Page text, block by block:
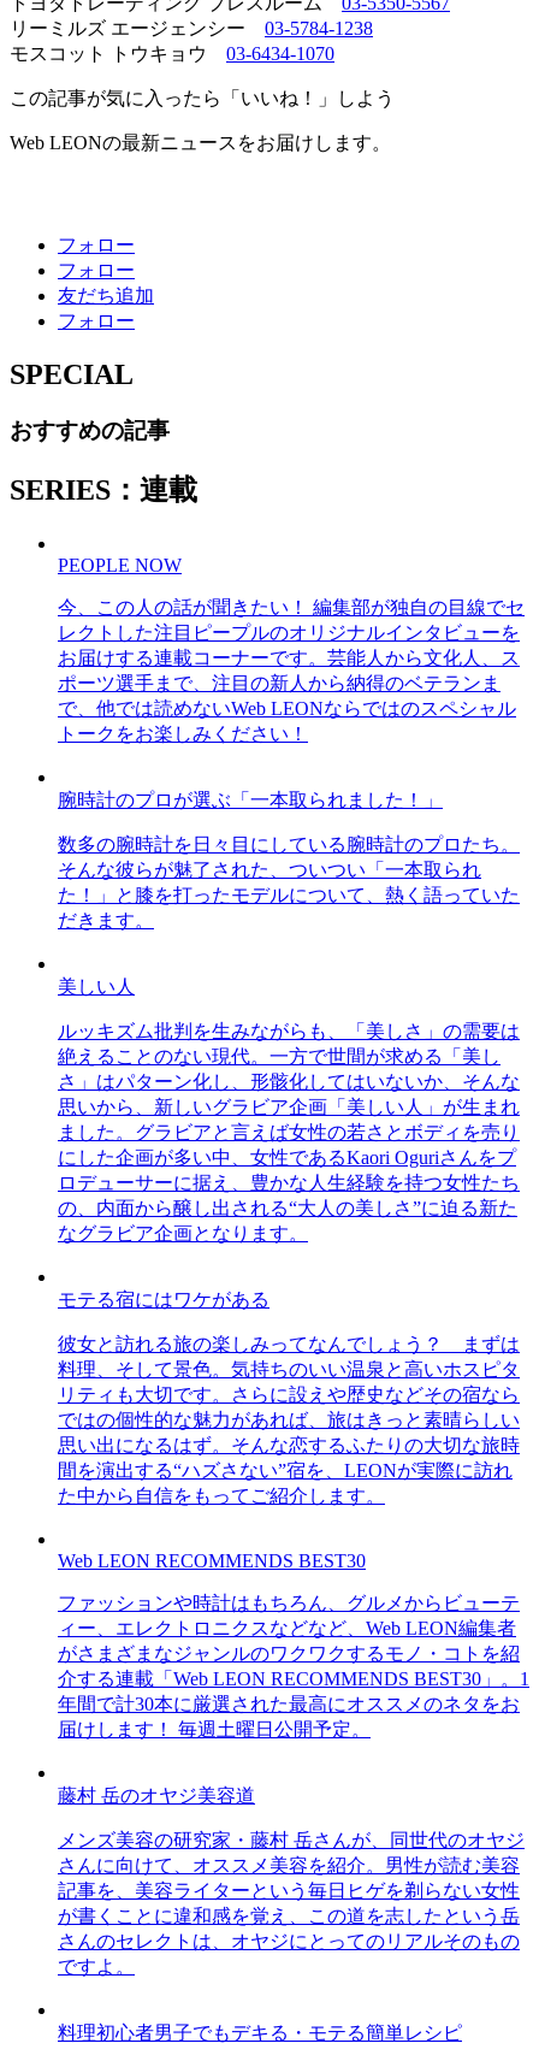
リーミルズ エージェンシー 03-5784-1238
モスコット トウキョウ 03-6434-1070
この記事が気に入ったら「いいね！」しよう
Web LEONの最新ニュースをお届けします。
フォロー
フォロー
友だち追加
フォロー
SPECIAL
おすすめの記事
SERIES：連載
PEOPLE NOW
今、この人の話が聞きたい！ 編集部が独自の目線でセ
レクトした注目ピープルのオリジナルインタビューを
お届けする連載コーナーです。芸能人から文化人、ス
ポーツ選手まで、注目の新人から納得のベテランま
で、他では読めないWeb LEONならではのスペシャル
トークをお楽しみください！
腕時計のプロが選ぶ「一本取られました！」
数多の腕時計を日々目にしている腕時計のプロたち。
そんな彼らが魅了された、ついつい「一本取られ
た！」と膝を打ったモデルについて、熱く語っていた
だきます。
美しい人
ルッキズム批判を生みながらも、「美しさ」の需要は
絶えることのない現代。一方で世間が求める「美し
さ」はパターン化し、形骸化してはいないか、そんな
思いから、新しいグラビア企画「美しい人」が生まれ
ました。グラビアと言えば女性の若さとボディを売り
にした企画が多い中、女性であるKaori Oguriさんをプ
ロデューサーに据え、豊かな人生経験を持つ女性たち
の、内面から醸し出される“大人の美しさ”に迫る新た
なグラビア企画となります。
モテる宿にはワケがある
彼女と訪れる旅の楽しみってなんでしょう？ まずは
料理、そして景色。気持ちのいい温泉と高いホスピタ
リティも大切です。さらに設えや歴史などその宿なら
ではの個性的な魅力があれば、旅はきっと素晴らしい
思い出になるはず。そんな恋するふたりの大切な旅時
間を演出する“ハズさない”宿を、LEONが実際に訪れ
た中から自信をもってご紹介します。
Web LEON RECOMMENDS BEST30
ファッションや時計はもちろん、グルメからビューテ
ィー、エレクトロニクスなどなど、Web LEON編集者
がさまざまなジャンルのワクワクするモノ・コトを紹
介する連載「Web LEON RECOMMENDS BEST30」。1
年間で計30本に厳選された最高にオススメのネタをお
届けします！ 毎週土曜日公開予定。
藤村 岳のオヤジ美容道
メンズ美容の研究家・藤村 岳さんが、同世代のオヤジ
さんに向けて、オススメ美容を紹介。男性が読む美容
記事を、美容ライターという毎日ヒゲを剃らない女性
が書くことに違和感を覚え、この道を志したという岳
さんのセレクトは、オヤジにとってのリアルそのもの
ですよ。
料理初心者男子でもデキる・モテる簡単レシピ